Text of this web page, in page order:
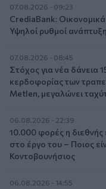
07.08.2026 - 09:23
CrediaBank:
Υψηλοί ρυθμοί
07.08.2026 - 08:45
Στόχος για νέα δάνεια
κερδοφορίας των
Metlen, μεγαλώνει
06.08.2026 - 22:39
10.000 φορές η διεθνής
στο έργο του – Ποιος
Κοντοβουνήσιος
06.08.2026 - 14:55